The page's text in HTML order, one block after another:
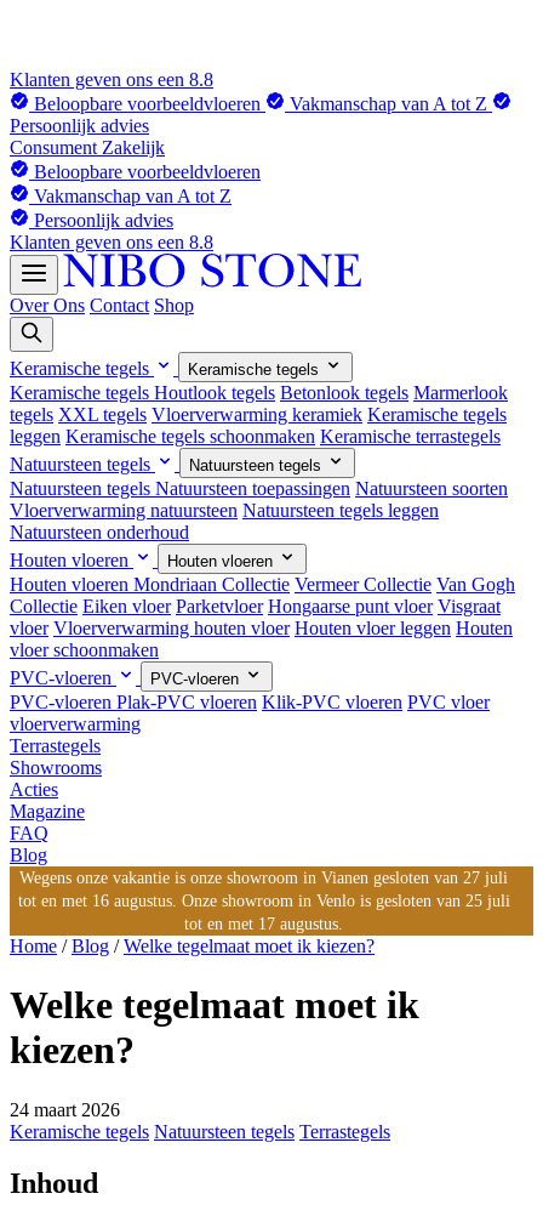
Klanten geven ons een 8.8
Beloopbare voorbeeldvloeren
Vakmanschap van A tot Z
Persoonlijk advies
Consument Zakelijk
Beloopbare voorbeeldvloeren
Vakmanschap van A tot Z
Persoonlijk advies
Klanten geven ons een 8.8
Over Ons Contact Shop
Keramische tegels Keramische tegels
Keramische tegels Houtlook tegels Betonlook tegels Marmerlook
tegels XXL tegels Vloerverwarming keramiek Keramische tegels
leggen Keramische tegels schoonmaken Keramische terrastegels
Natuursteen tegels
Natuursteen tegels
Natuursteen tegels Natuursteen toepassingen Natuursteen soorten
Vloerverwarming natuursteen Natuursteen tegels leggen
Natuursteen onderhoud
Houten vloeren
Houten vloeren
Houten vloeren Mondriaan Collectie Vermeer Collectie Van Gogh
Collectie Eiken vloer Parketvloer Hongaarse punt vloer Visgraat
vloer Vloerverwarming houten vloer Houten vloer leggen Houten
vloer schoonmaken
PVC-vloeren
PVC-vloeren
PVC-vloeren Plak-PVC vloeren Klik-PVC vloeren PVC vloer
vloerverwarming
Terrastegels
Showrooms
Acties
Magazine
FAQ
Blog
Wegens onze vakantie is onze showroom in Vianen gesloten van 27 juli
tot en met 16 augustus. Onze showroom in Venlo is gesloten van 25 juli
tot en met 17 augustus.
Home /Blog /Welke tegelmaat moet ik kiezen?
Welke tegelmaat moet ik
kiezen?
24 maart 2026
Keramische tegels Natuursteen tegels Terrastegels
Inhoud